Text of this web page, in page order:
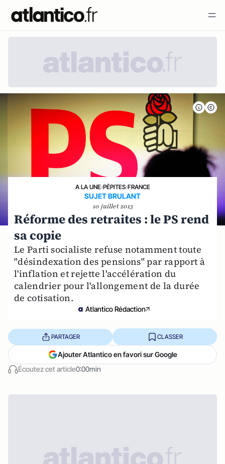
A LA UNE›PÉPITES›FRANCE
SUJET BRULANT
10 juillet 2013
Réforme des retraites : le PS rend
sa copie
Le Parti socialiste refuse notamment toute
"désindexation des pensions" par rapport à
l'inflation et rejette l'accélération du
calendrier pour l'allongement de la durée
de cotisation.
Atlantico Rédaction
Écoutez cet article0:00min
PARTAGER CLASSER
Ajouter Atlantico en favori sur Google